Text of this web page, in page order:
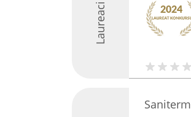
Laureaci
Saniterm